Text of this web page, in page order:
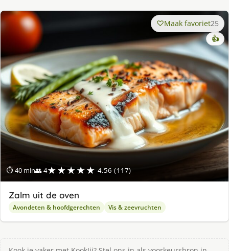
⏱ 40 min👥 4★★★★★ 4.56 (117)
Maak favoriet25
👍
Zalm uit de oven
Avondeten & hoofdgerechten Vis & zeevruchten